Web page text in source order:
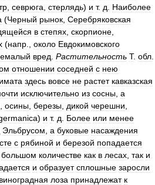
севрюга стерлядь) и т. д
Наиболее
(Черный рынок Серебряковская
в степях скорпионе
(напр около Евдокимовского
вред Растительность Т. обл
отношении соседней с нею
здесь вовсе не растет кавказская
исключительно из сосны а
осины березы дикой черешни
) и т. д Более или менее
Эльбрусом а буковые насаждения
с рябиной и березой попадается
большом количестве как в лесах так и
и образует сплошные заросли
виноградная лоза принадлежат к